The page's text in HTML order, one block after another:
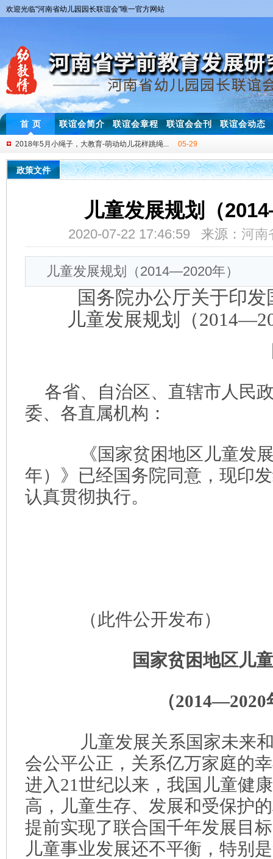
欢迎光临"河南省幼儿园园长联谊会"唯一官方网站
首 页 联谊会简介 联谊会章程 联谊会会刊 联谊会动态
2018年5月小绳子，大教育-萌动幼儿花样跳绳... 05-29
2018年第七届中西部四省幼儿园名师教学交流... 11-20
幼儿教师基本功大赛一等奖获得者技能展示与... 01-08
2018年3月 幼儿园“体验式”教研培训圆满举行！ 03-30
2018年3月 河南省幼儿园安全管理及教学体... 03-25
2018年4月 “幼师专业素养提升研讨会”首... 04-28
政策文件
儿童发展规划（
2020-07-22 17:46:59 来源： 河南
儿童发展规划（2014—2020年）
国务院办公厅关于印
儿童发展规划（
各省、自治区、直辖市人民
委、各直属机构：
《国家贫困地区儿童发展
年）》已经国务院同意，现印
认真贯彻执行。
（此件公开发布）
国家贫困地区儿
（2014—2020
儿童发展关系国家未来和
会公平公正，关系亿万家庭的
进入21世纪以来，我国儿童健
高，儿童生存、发展和受保护
提前实现了联合国千年发展目
儿童事业发展还不平衡，特别